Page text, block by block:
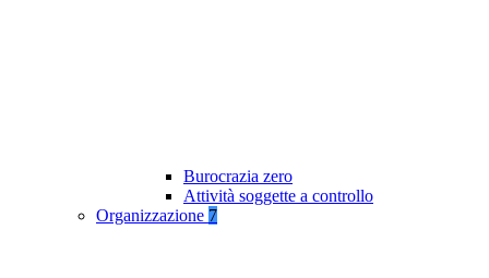
Burocrazia zero
Attività soggette a controllo
Organizzazione 7